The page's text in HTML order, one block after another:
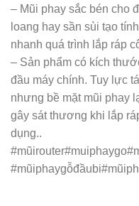
– Mũi phay sắc bén cho
loang hay sần sùi tạo
nhanh quá trình lắp ráp
– Sản phẩm có kích
đầu máy chính. Tuy lực
nhưng bề mặt mũi phay
gây sát thương khi lắp
dụng..